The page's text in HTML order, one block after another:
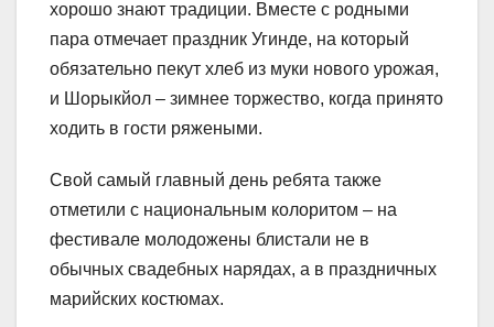
хорошо знают традиции. Вместе с родными
пара отмечает праздник Угинде, на который
обязательно пекут хлеб из муки нового урожая,
и Шорыкйол – зимнее торжество, когда принято
ходить в гости ряжеными.
Свой самый главный день ребята также
отметили с национальным колоритом – на
фестивале молодожены блистали не в
обычных свадебных нарядах, а в праздничных
марийских костюмах.